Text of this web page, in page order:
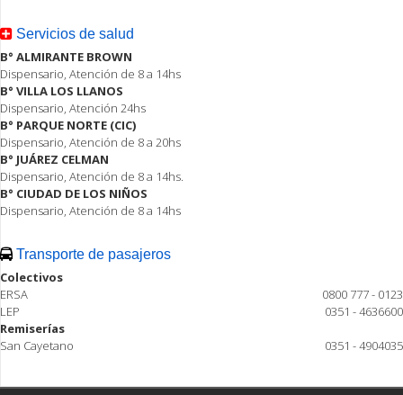
Servicios de salud
B° ALMIRANTE BROWN
Dispensario, Atención de 8 a 14hs
B° VILLA LOS LLANOS
Dispensario, Atención 24hs
B° PARQUE NORTE (CIC)
Dispensario, Atención de 8 a 20hs
B° JUÁREZ CELMAN
Dispensario, Atención de 8 a 14hs.
B° CIUDAD DE LOS NIÑOS
Dispensario, Atención de 8 a 14hs
Transporte de pasajeros
Colectivos
ERSA
0800 777 - 0123
LEP
0351 - 4636600
Remiserías
San Cayetano
0351 - 4904035